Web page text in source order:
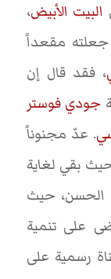
البيت الأبيض،
جعلته مقعداً
، فقد قال إن
جودي فوستر
. عدّ مجنوناً
بقي لغاية
الحسن، حيث
على تنمية
رسمية على